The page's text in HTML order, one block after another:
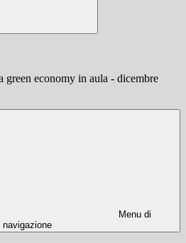
green economy in aula - dicembre
Menu di
navigazione